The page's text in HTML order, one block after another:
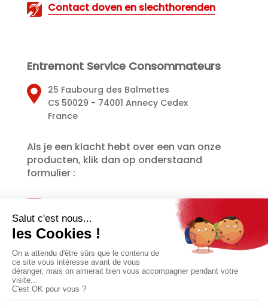
Contact doven en slechthorenden
Entremont Service Consommateurs
25 Faubourg des Balmettes
CS 50029 - 74001 Annecy Cedex
France
Als je een klacht hebt over een van onze
producten, klik dan op onderstaand
formulier :